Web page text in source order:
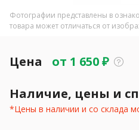
Фотографии представлены в
товара может отличаться от
Цена от 1 650₽
Наличие, цены и
*Цены в наличии и со склада